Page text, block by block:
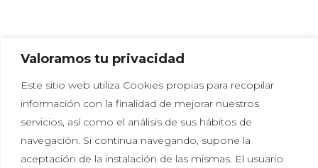
Valoramos tu privacidad
Este sitio web utiliza Cookies propias para recopilar
información con la finalidad de mejorar nuestros
servicios, así como el análisis de sus hábitos de
navegación. Si continua navegando, supone la
aceptación de la instalación de las mismas. El usuario